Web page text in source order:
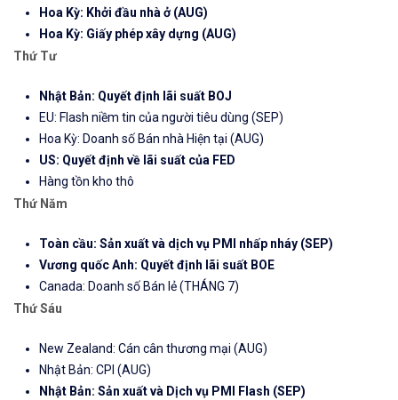
Hoa Kỳ: Khởi đầu nhà ở (AUG)
Hoa Kỳ: Giấy phép xây dựng (AUG)
Thứ Tư
Nhật Bản: Quyết định lãi suất BOJ
EU: Flash niềm tin của người tiêu dùng (SEP)
Hoa Kỳ: Doanh số Bán nhà Hiện tại (AUG)
US: Quyết định về lãi suất của FED
Hàng tồn kho thô
Thứ Năm
Toàn cầu: Sản xuất và dịch vụ PMI nhấp nháy (SEP)
Vương quốc Anh: Quyết định lãi suất BOE
Canada: Doanh số Bán lẻ (THÁNG 7)
Thứ Sáu
New Zealand: Cán cân thương mại (AUG)
Nhật Bản: CPI (AUG)
Nhật Bản: Sản xuất và Dịch vụ PMI Flash (SEP)